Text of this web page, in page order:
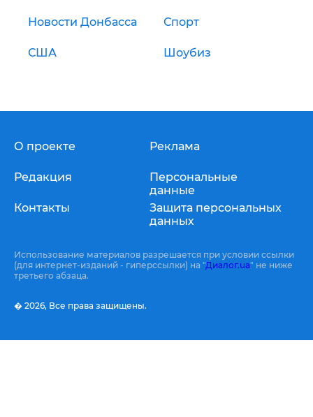
Новости Донбасса Спорт
США Шоубиз
О проекте
Редакция
Контакты
Реклама
Персональные
данные
Защита персональных
данных
Использование материалов разрешается при условии ссылки
(для интернет-изданий - гиперссылки) на "Диалог.ua" не ниже
третьего абзаца.
� 2026, Все права защищены.